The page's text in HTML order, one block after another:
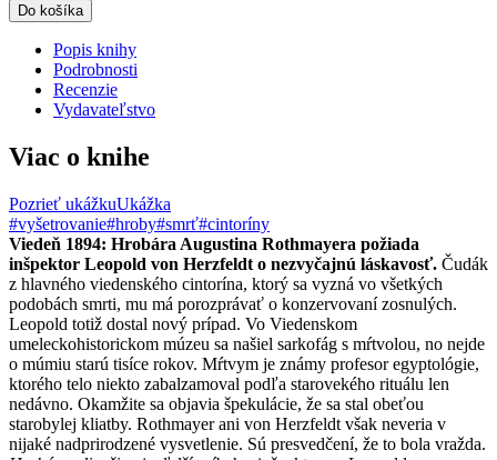
Do košíka
Popis knihy
Podrobnosti
Recenzie
Vydavateľstvo
Viac o knihe
Pozrieť ukážkuUkážka
#vyšetrovanie#hroby#smrť#cintoríny
Viedeň 1894: Hrobára Augustina Rothmayera požiada
inšpektor Leopold von Herzfeldt o nezvyčajnú láskavosť. Čudák
z hlavného viedenského cintorína, ktorý sa vyzná vo všetkých
podobách smrti, mu má porozprávať o konzervovaní zosnulých.
Leopold totiž dostal nový prípad. Vo Viedenskom
umeleckohistorickom múzeu sa našiel sarkofág s mŕtvolou, no nejde
o múmiu starú tisíce rokov. Mŕtvym je známy profesor egyptológie,
ktorého telo niekto zabalzamoval podľa starovekého rituálu len
nedávno. Okamžite sa objavia špekulácie, že sa stal obeťou
starobylej kliatby. Rothmayer ani von Herzfeldt však neveria v
nijaké nadprirodzené vysvetlenie. Sú presvedčení, že to bola vražda.